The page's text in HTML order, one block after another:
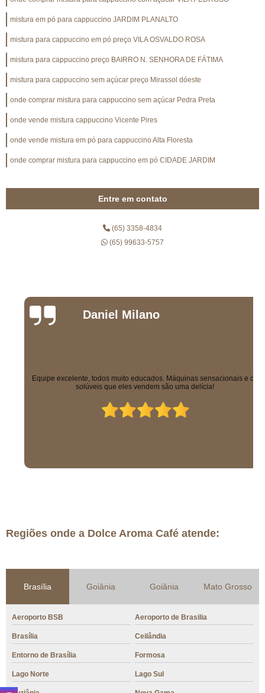
mistura em pó para cappuccino JARDIM PLANALTO
mistura para cappuccino em pó preço VILA OSVALDO ROSA
mistura para cappuccino preço BAIRRO N. SENHORA DE FÁTIMA
mistura para cappuccino sem açúcar preço Mirassol dóeste
onde comprar mistura para cappuccino sem açúcar Pedra Preta
onde vende mistura cappuccino Vicente Pires
onde vende mistura em pó para cappuccino Alta Floresta
onde comprar mistura para cappuccino em pó CIDADE JARDIM
Entre em contato
(65) 3358-4834
(65) 99633-5757
Daniel Milano
Equipe excelente, todos muito educados. Máquinas sensacionais e os
solúveis que eles vendem são uma delícia!
Regiões onde a Dolce Aroma Café atende:
Brasília Goiânia Goiânia Mato Grosso
Aeroporto BSB Aeroporto de Brasilia
Brasília Ceilândia
Entorno de Brasília Formosa
Lago Norte Lago Sul